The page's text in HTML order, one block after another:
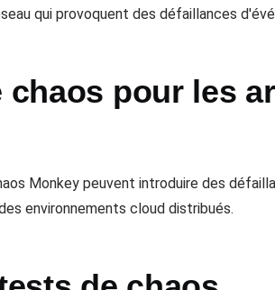
qui provoquent des défaillances
chaos pour les
Monkey peuvent introduire des
environnements cloud distribués.